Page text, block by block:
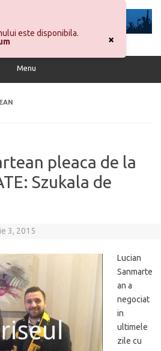
Menu
pleaca de la
Szukala de
3, 2015
Lucian
Sanmarte
an a
negociat
in
ultimele
zile cu
×
este disponibila.